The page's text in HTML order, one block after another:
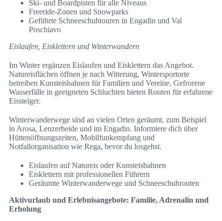
Ski- und Boardpisten für alle Niveaus
Freeride-Zonen und Snowparks
Geführte Schneeschuhtouren in Engadin und Val
Poschiavo
Eislaufen, Eisklettern und Winterwandern
Im Winter ergänzen Eislaufen und Eisklettern das Angebot.
Natureisflächen öffnen je nach Witterung, Wintersportorte
betreiben Kunsteisbahnen für Familien und Vereine. Gefrorene
Wasserfälle in geeigneten Schluchten bieten Routen für erfahrene
Eissteiger.
Winterwanderwege sind an vielen Orten geräumt, zum Beispiel
in Arosa, Lenzerheide und im Engadin. Informiere dich über
Hüttenöffnungszeiten, Mobilfunkempfang und
Notfallorganisation wie Rega, bevor du losgehst.
Eislaufen auf Natureis oder Kunsteisbahnen
Eisklettern mit professionellen Führern
Geräumte Winterwanderwege und Schneeschuhrouten
Aktivurlaub und Erlebnisangebote: Familie, Adrenalin und
Erholung